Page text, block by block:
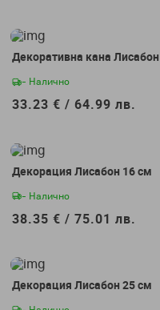
Декоративна кана
- Налично
33.23 € / 64.99 лв.
Декорация Лисабон 16 см
- Налично
38.35 € / 75.01 лв.
Декорация Лисабон 25 см